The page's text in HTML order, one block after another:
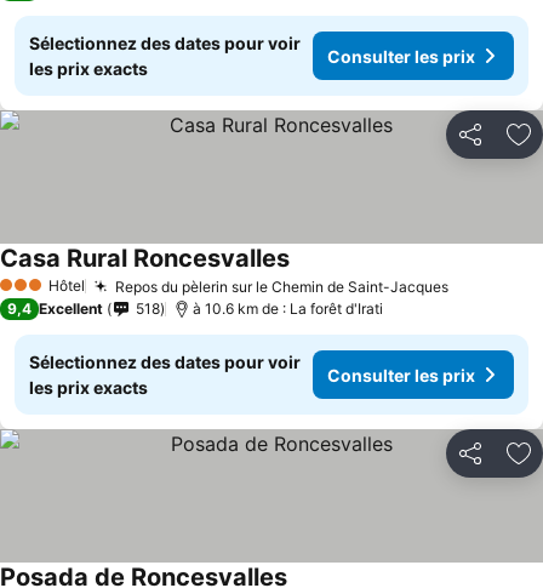
Sélectionnez des dates pour voir
les prix exacts
Consulter les prix
Partager
3 ÉtoilesHôtel Repos du pèlerin sur le Chemin de Saint-Jacques
Casa Rural Roncesvalles
9,4 Excellent 518 à 10.6 km de : La forêt d'Irati
Sélectionnez des dates pour voir
les prix exacts
Consulter les prix
Partager
Posada de Roncesvalles